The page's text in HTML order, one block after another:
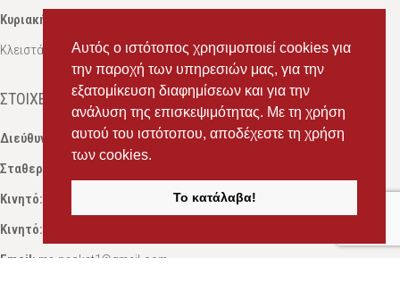
Αυτός ο ιστότοπος χρησιμοποιεί cookies για
την παροχή των υπηρεσιών μας, για την
εξατομίκευση διαφημίσεων και για την
ανάλυση της επισκεψιμότητας. Με τη χρήση
αυτού του ιστότοπου, αποδέχεστε τη χρήση
των cookies.
Το κατάλαβα!
Κυριακή:
Κλειστά
ΣΤΟΙΧΕΊΑ ΕΠΙΚΟΙΝΩΝΊΑΣ
Διεύθυνση:
Ευδόξου 7, Πάτρα, Τ.Κ. 263 31
Σταθερό:
Κινητό:
, Σαλπόγλου Μαρία
Κινητό:
Email: ms.packst1@gmail.com